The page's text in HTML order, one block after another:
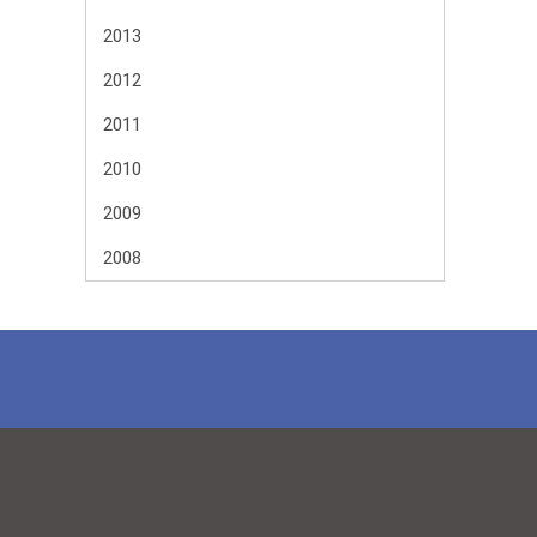
2013
2012
2011
2010
2009
2008